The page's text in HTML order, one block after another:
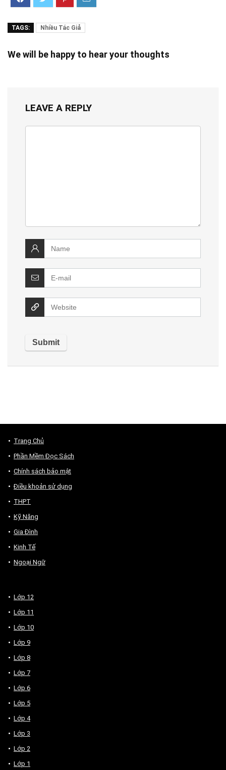
TAGS: Nhiều Tác Giả
We will be happy to hear your thoughts
LEAVE A REPLY
Trang Chủ
Phần Mềm Đọc Sách
Chính sách bảo mật
Điều khoản sử dụng
THPT
Kỹ Năng
Gia Đình
Kinh Tế
Ngoại Ngữ
Lớp 12
Lớp 11
Lớp 10
Lớp 9
Lớp 8
Lớp 7
Lớp 6
Lớp 5
Lớp 4
Lớp 3
Lớp 2
Lớp 1